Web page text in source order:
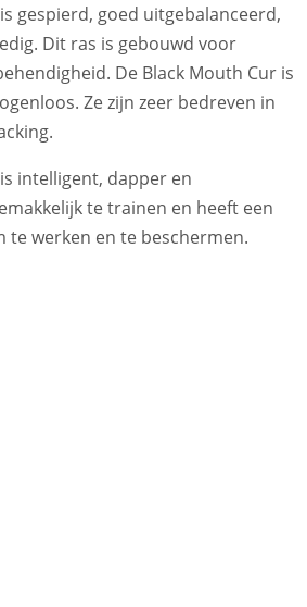
gespierd, goed uitgebalanceerd,
Dit ras is gebouwd voor
De Black Mouth Cur is
Ze zijn zeer bedreven in
intelligent, dapper en
te trainen en heeft een
te werken en te beschermen.